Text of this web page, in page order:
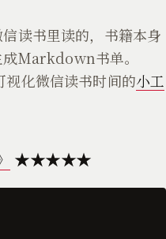
读书里读的，书籍本身
Markdown书单。
视化微信读书时间的小工
★★★★★